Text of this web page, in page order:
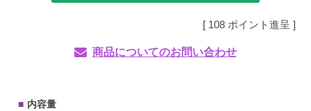
[ 108 ポイント進呈 ]
商品についてのお問い合わせ
内容量